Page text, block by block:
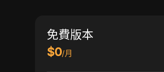
免費版本
$0/月